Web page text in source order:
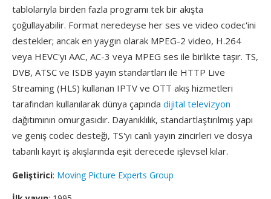
tablolarıyla birden fazla programı tek bir akışta
çoğullayabilir. Format neredeyse her ses ve video codec'ini
destekler; ancak en yaygın olarak MPEG-2 video, H.264
veya HEVC'yı AAC, AC-3 veya MPEG ses ile birlikte taşır. TS,
DVB, ATSC ve ISDB yayın standartları ile HTTP Live
Streaming (HLS) kullanan IPTV ve OTT akış hizmetleri
tarafından kullanılarak dünya çapında dijital televizyon
dağıtımının omurgasıdır. Dayanıklılık, standartlaştırılmış yapı
ve geniş codec desteği, TS'yı canlı yayın zincirleri ve dosya
tabanlı kayıt iş akışlarında eşit derecede işlevsel kılar.
Geliştirici: Moving Picture Experts Group